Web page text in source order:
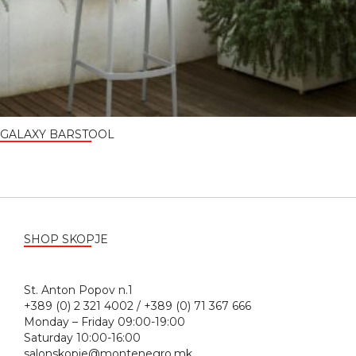
GALAXY BARSTOOL
SHOP SKOPJE
St. Anton Popov n.1
+389 (0) 2 321 4002 / +389 (0) 71 367 666
Monday – Friday 09:00-19:00
Saturday 10:00-16:00